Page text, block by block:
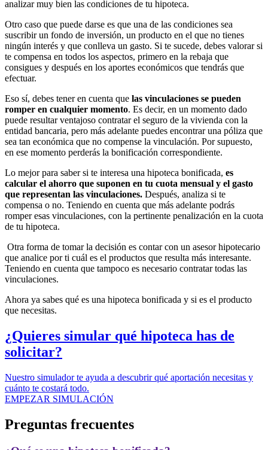
analizar muy bien las condiciones de tu hipoteca.
Otro caso que puede darse es que una de las condiciones sea
suscribir un fondo de inversión, un producto en el que no tienes
ningún interés y que conlleva un gasto. Si te sucede, debes valorar si
te compensa en todos los aspectos, primero en la rebaja que
consigues y después en los aportes económicos que tendrás que
efectuar.
Eso sí, debes tener en cuenta que las vinculaciones se pueden
romper en cualquier momento. Es decir, en un momento dado
puede resultar ventajoso contratar el seguro de la vivienda con la
entidad bancaria, pero más adelante puedes encontrar una póliza que
sea tan económica que no compense la vinculación. Por supuesto,
en ese momento perderás la bonificación correspondiente.
Lo mejor para saber si te interesa una hipoteca bonificada, es
calcular el ahorro que suponen en tu cuota mensual y el gasto
que representan las vinculaciones. Después, analiza si te
compensa o no. Teniendo en cuenta que más adelante podrás
romper esas vinculaciones, con la pertinente penalización en la cuota
de tu hipoteca.
Otra forma de tomar la decisión es contar con un asesor hipotecario
que analice por ti cuál es el productos que resulta más interesante.
Teniendo en cuenta que tampoco es necesario contratar todas las
vinculaciones.
Ahora ya sabes qué es una hipoteca bonificada y si es el producto
que necesitas.
¿Quieres simular qué hipoteca has de
solicitar?
Nuestro simulador te ayuda a descubrir qué aportación necesitas y
cuánto te costará todo.
EMPEZAR SIMULACIÓN
Preguntas frecuentes